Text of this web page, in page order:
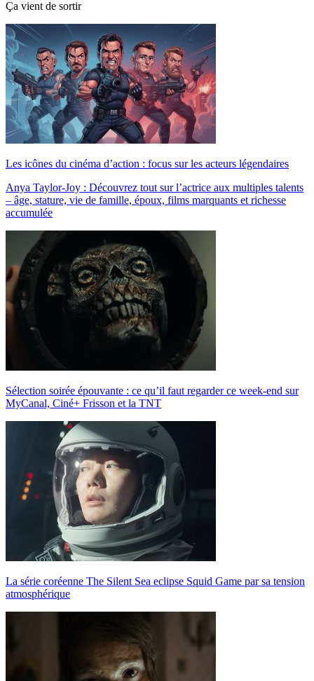
Ça vient de sortir
Les icônes du cinéma d’action : focus sur les acteurs légendaires
Anya Taylor-Joy : Découvrez tout sur l’actrice aux multiples talents
– âge, stature, vie de famille, époux, films marquants et richesse
accumulée
Sélection soirée épouvante : ce qu’il faut regarder ce week-end sur
MyCanal, Ciné+ Frisson et la TNT
La série coréenne The Silent Sea eclipse Squid Game par sa tension
atmosphérique